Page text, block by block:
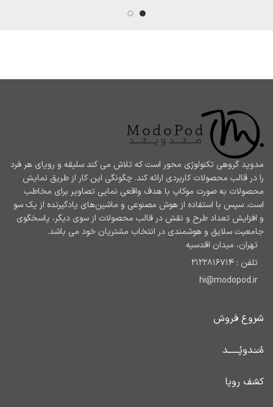
مدوپد گروهی تکنولوژی محور است که تلاش می کند سلیقه و رویای هر فرد
را در قالب محصولات کاربردی ارائه کند. چگونگی این کار از طریق نمایش
محصولات به صورت موکاپ با هدف واقعی نمایی تصاویر برای مخاطب
است. سپس با استفاده از هوش مصنوعی و ماشین‌های یادگیرنده از یک سو
و افزایش تعداد طرح و نقش در قالب محصولات از سوی دیگر، پاسخگوی
جامعیت سلایق و هوشمندی در انتخاب مشتریان خود می باشد.
تهران، میدان اقدسیه
تلفن : 2122816714
hi@modopod.ir
شروع فروش
مُـــدوپُــــــد
کشف رویا